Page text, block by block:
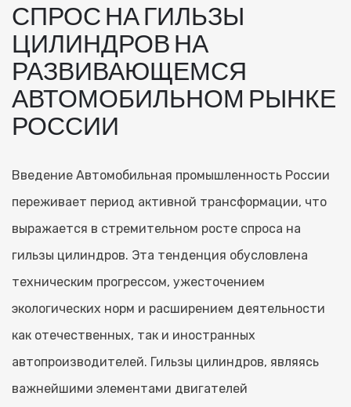
СПРОС НА ГИЛЬЗЫ
ЦИЛИНДРОВ НА
РАЗВИВАЮЩЕМСЯ
АВТОМОБИЛЬНОМ РЫНКЕ
РОССИИ
Введение Автомобильная промышленность России
переживает период активной трансформации, что
выражается в стремительном росте спроса на
гильзы цилиндров. Эта тенденция обусловлена
техническим прогрессом, ужесточением
экологических норм и расширением деятельности
как отечественных, так и иностранных
автопроизводителей. Гильзы цилиндров, являясь
важнейшими элементами двигателей